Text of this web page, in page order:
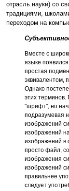
отрасль науки) со
традициями,
переходом на
Вместе с
языке
простая
эквивалентом,
Однако
этих терминов.
"шрифт", но
подразумевая
изображений
изображений
изображений в
просто файл,
изображения
изображений
правильнее
следует